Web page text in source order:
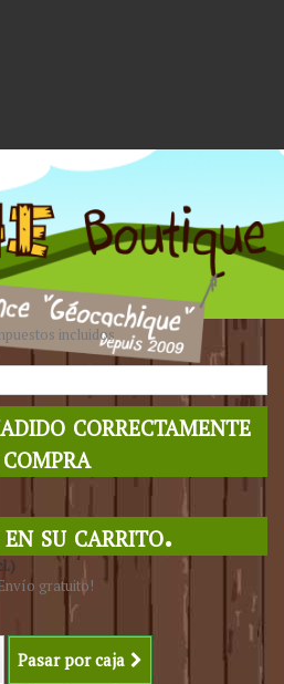
incluidos
correctamente
su carrito.
gratuito!
Pasar por caja